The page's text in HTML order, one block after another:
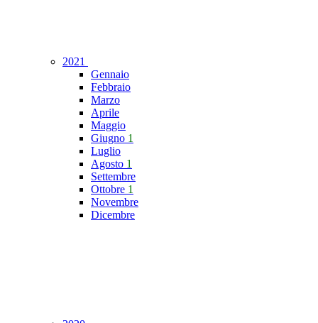
2021
Gennaio
Febbraio
Marzo
Aprile
Maggio
Giugno 1
Luglio
Agosto 1
Settembre
Ottobre 1
Novembre
Dicembre